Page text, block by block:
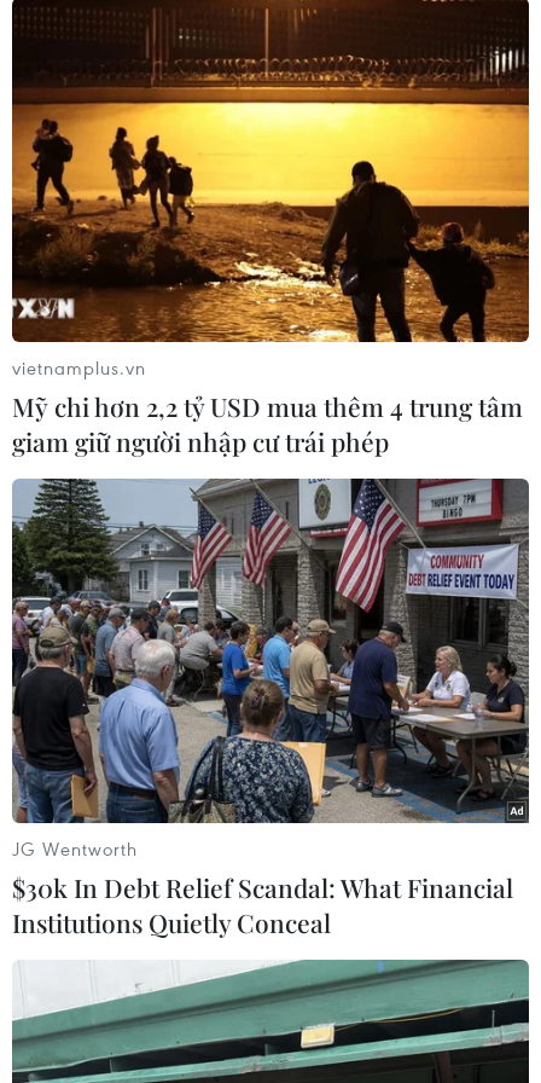
đúng sự thật.
Theo lời khai của em T, hình ảnh cá sấu xuất
hiện trên kênh do em tự tạo bằng ứng dụng
Gemini (AI), sau đó gửi vào nhóm Zalo gia đình
để mọi người xem. Bà N. tin rằng hình ảnh là
thật nên đã trình báo cơ quan chức năng.
Công an xã Núi Cấm đang phối hợp với các cơ
quan chức năng có liên quan xử lý vụ việc theo
quy định./.
An Giang: Cá sấu nặng
khoảng 80kg xuất hiện tại
khu vực kênh Vịnh Tre
Ủy ban Nhân dân xã Núi Cấm
yêu cầu các gia đình quản lý chặt
chẽ trẻ em, không để các em tắm
sông, bơi lội, câu cá hoặc vui chơi
tại các khu vực ven kênh, rạch cho
đến khi có thông báo an toàn.
(TTXVN/Vietnam+)
vietnamplus.vn
Mỹ chi hơn 2,2 tỷ USD mua thêm 4 trung tâm
giam giữ người nhập cư trái phép
JG Wentworth
$30k In Debt Relief Scandal: What Financial
Institutions Quietly Conceal